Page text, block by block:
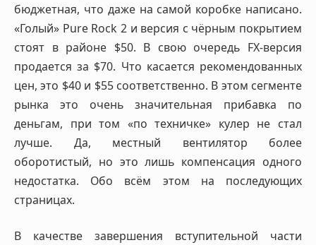
бюджетная, что даже на самой коробке написано.
«Голый» Pure Rock 2 и версия с чёрным покрытием
стоят в районе $50. В свою очередь FX-версия
продается за $70. Что касается рекомендованных
цен, это $40 и $55 соответственно. В этом сегменте
рынка это очень значительная прибавка по
деньгам, при том «по техничке» кулер не стал
лучше. Да, местный вентилятор более
оборотистый, но это лишь компенсация одного
недостатка. Обо всём этом на последующих
страницах.
В качестве завершения вступительной части